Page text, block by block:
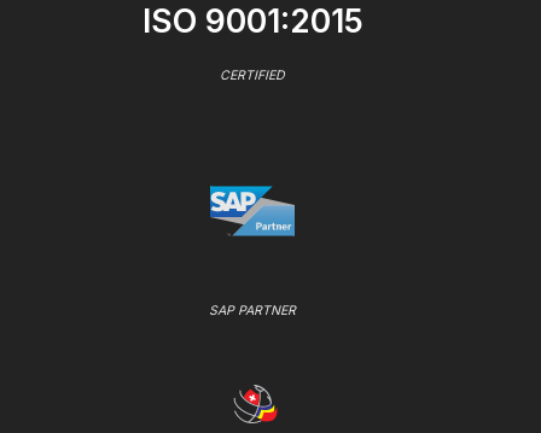
ISO 9001:2015
CERTIFIED
SAP PARTNER